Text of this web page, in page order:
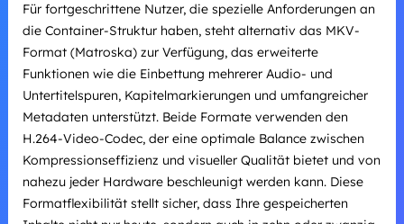
Für fortgeschrittene Nutzer, die spezielle Anforderungen an
die Container-Struktur haben, steht alternativ das MKV-
Format (Matroska) zur Verfügung, das erweiterte
Funktionen wie die Einbettung mehrerer Audio- und
Untertitelspuren, Kapitelmarkierungen und umfangreicher
Metadaten unterstützt. Beide Formate verwenden den
H.264-Video-Codec, der eine optimale Balance zwischen
Kompressionseffizienz und visueller Qualität bietet und von
nahezu jeder Hardware beschleunigt werden kann. Diese
Formatflexibilität stellt sicher, dass Ihre gespeicherten